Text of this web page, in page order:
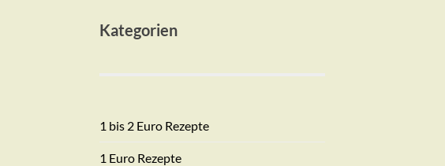
Kategorien
1 bis 2 Euro Rezepte
1 Euro Rezepte